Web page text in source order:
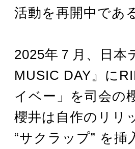
活動を再開中であ
2025年７月、日本
MUSIC DAY』に
イベー」を司会の
櫻井は自作のリリ
“サクラップ” を